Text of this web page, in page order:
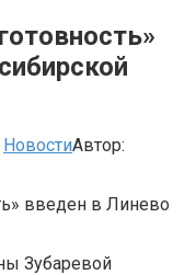
НовостиАвтор:
Зубаревой